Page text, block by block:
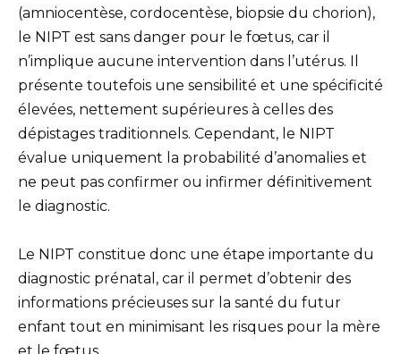
(amniocentèse, cordocentèse, biopsie du chorion),
le NIPT est sans danger pour le fœtus, car il
n’implique aucune intervention dans l’utérus. Il
présente toutefois une sensibilité et une spécificité
élevées, nettement supérieures à celles des
dépistages traditionnels. Cependant, le NIPT
évalue uniquement la probabilité d’anomalies et
ne peut pas confirmer ou infirmer définitivement
le diagnostic.
Le NIPT constitue donc une étape importante du
diagnostic prénatal, car il permet d’obtenir des
informations précieuses sur la santé du futur
enfant tout en minimisant les risques pour la mère